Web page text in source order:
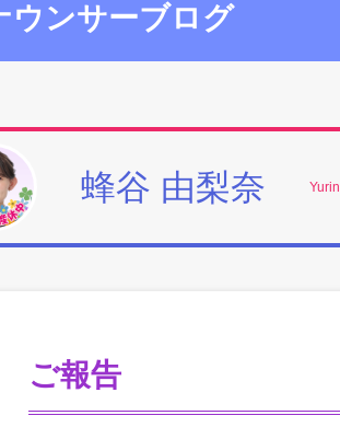
ウンサーブログ
蜂谷 由梨奈
ご報告